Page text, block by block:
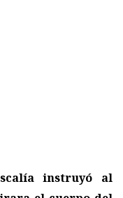
instruyó al